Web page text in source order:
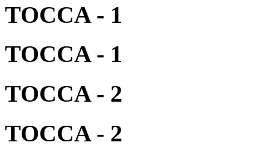
TOCCA - 1
TOCCA - 1
TOCCA - 2
TOCCA - 2